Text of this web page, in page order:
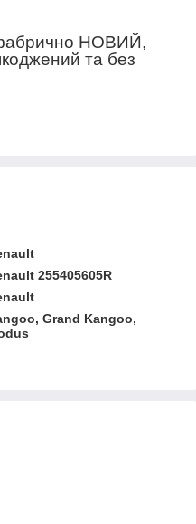
НОВИЙ,
та без
255405605R
Grand Kangoo,